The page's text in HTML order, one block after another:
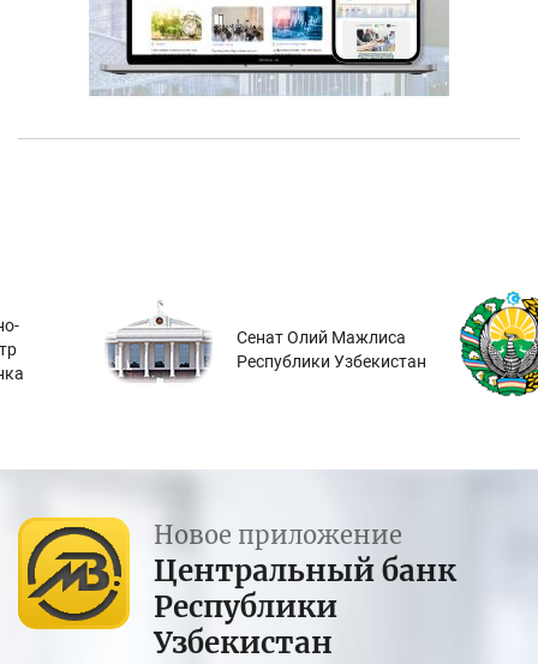
Сенат Олий Мажлиса
Республики Узбекистан
Новое приложение
Центральный банк
Республики
Узбекистан